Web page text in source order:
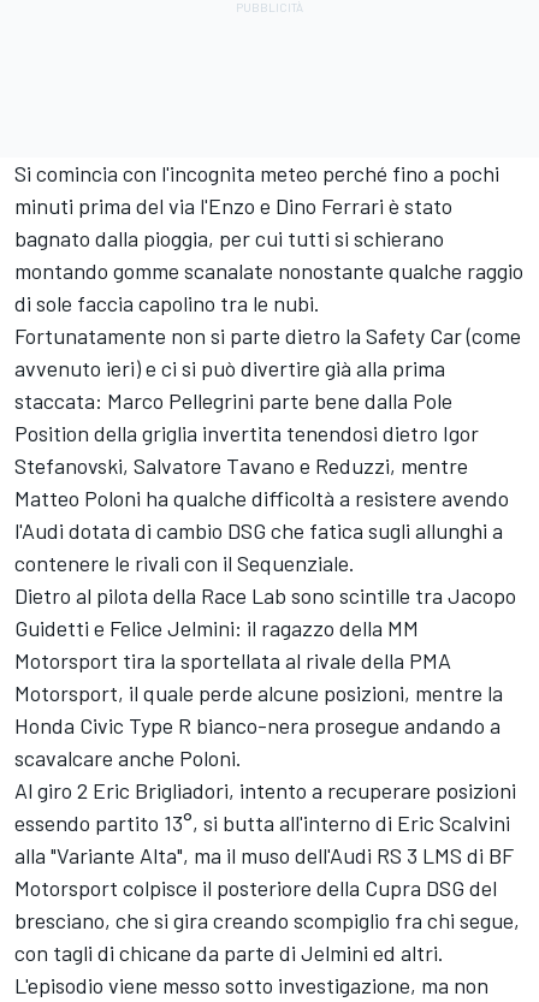
Si comincia con l'incognita meteo perché fino a pochi
minuti prima del via l'Enzo e Dino Ferrari è stato
bagnato dalla pioggia, per cui tutti si schierano
montando gomme scanalate nonostante qualche raggio
di sole faccia capolino tra le nubi.
Fortunatamente non si parte dietro la Safety Car (come
avvenuto ieri) e ci si può divertire già alla prima
staccata: Marco Pellegrini parte bene dalla Pole
Position della griglia invertita tenendosi dietro Igor
Stefanovski, Salvatore Tavano e Reduzzi, mentre
Matteo Poloni ha qualche difficoltà a resistere avendo
l'Audi dotata di cambio DSG che fatica sugli allunghi a
contenere le rivali con il Sequenziale.
Dietro al pilota della Race Lab sono scintille tra Jacopo
Guidetti e Felice Jelmini: il ragazzo della MM
Motorsport tira la sportellata al rivale della PMA
Motorsport, il quale perde alcune posizioni, mentre la
Honda Civic Type R bianco-nera prosegue andando a
scavalcare anche Poloni.
Al giro 2 Eric Brigliadori, intento a recuperare posizioni
essendo partito 13°, si butta all'interno di Eric Scalvini
alla "Variante Alta", ma il muso dell'Audi RS 3 LMS di BF
Motorsport colpisce il posteriore della Cupra DSG del
bresciano, che si gira creando scompiglio fra chi segue,
con tagli di chicane da parte di Jelmini ed altri.
L'episodio viene messo sotto investigazione, ma non